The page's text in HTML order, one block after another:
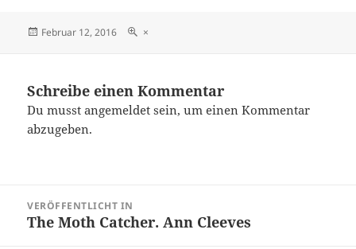
Veröffentlicht
Februar 12, 2016 Originalgröße
×
Schreibe einen Kommentar
Du musstangemeldet sein, um einen Kommentar
abzugeben.
VERÖFFENTLICHT IN
The Moth Catcher. Ann Cleeves